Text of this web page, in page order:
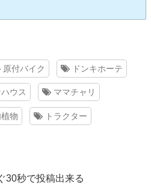
原付バイク ドンキホーテ
ウス ママチャリ
物 トラクター
30秒で投稿出来る